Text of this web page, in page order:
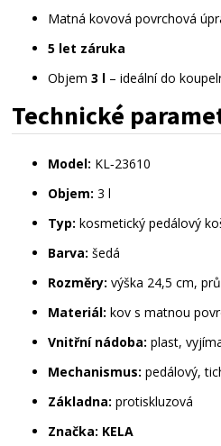
Matná kovová povrchová
5 let záruka
Objem 3 l – ideální do
Technické
Model: KL‑23610
Objem: 3 l
Typ: kosmetický pedálový
Barva: šedá
Rozměry: výška 24,5 cm,
Materiál: kov s matnou
Vnitřní nádoba: plast,
Mechanismus: pedálový,
Základna: protiskluzová
Značka: KELA